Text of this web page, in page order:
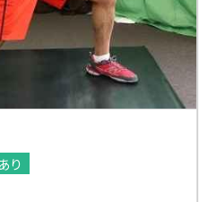
り